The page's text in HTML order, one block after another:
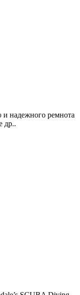
и надежного ремнота
др..